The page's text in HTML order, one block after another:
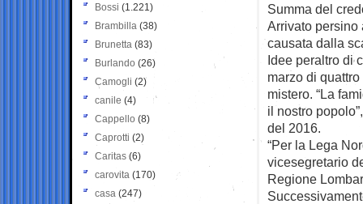
Summa del
Arrivato persino
causata dalla
Idee peraltro di
marzo di
mistero. “La
il nostro
del 2016.
“Per la Lega
vicesegretario
Regione
Bossi (1.221)
Brambilla (38)
Brunetta (83)
Burlando (26)
Camogli (2)
canile (4)
Cappello (8)
Caprotti (2)
Caritas (6)
carovita (170)
casa (247)